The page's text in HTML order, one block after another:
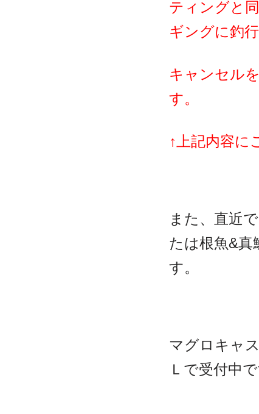
ティングと
ギングに釣
キャンセル
す。
↑上記内容に
また、直近
たは根魚&真
す。
マグロキャ
Ｌで受付中で